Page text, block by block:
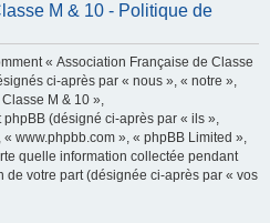
c
M & 10 - Politique de
« Association Française de Classe
ci-après par « nous », « notre »,
M & 10 »,
(désigné ci-après par « ils »,
www.phpbb.com », « phpBB Limited »,
quelle information collectée pendant
de votre part (désignée ci-après par « vos